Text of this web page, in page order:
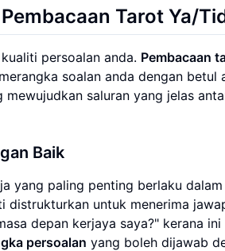
Tarot Ya/
persoalan anda. Pembacaan
soalan anda dengan betul
saluran yang jelas
Baik
yang paling penting berlaku
distrukturkan untuk menerima
depan kerjaya saya?" kerana
persoalan yang boleh dijawab